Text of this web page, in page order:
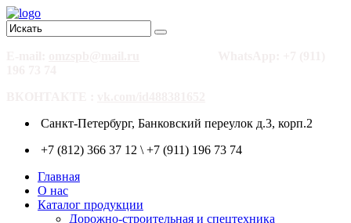
Санкт-Петербург, Банковский переулок д.3, корп.2
+7 (812) 366 37 12 \ +7 (911) 196 73 74
Главная
О нас
Каталог продукции
Дорожно-строительная и спецтехника